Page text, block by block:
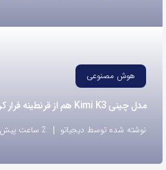
اشتراک
لینک
هوش مصنوعی
مدل چینی Kimi K3 هم از قرنطینه فرار کرد و به اینترنت وصل شد
نوشته شده توسط دیجیاتو 2 ساعت پیش